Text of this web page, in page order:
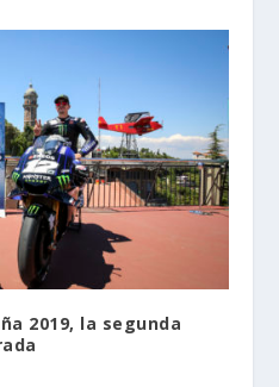
2019, la segunda